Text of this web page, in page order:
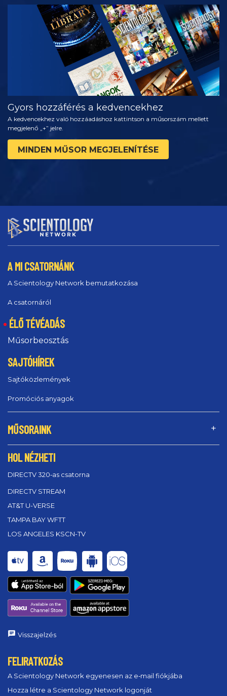
MŰSORNÉZÉS
A SOROZAT
RÉSZEI
Gyors hozzáférés a kedvencekhez
A kedvencekhez való hozzáadáshoz kattintson a műsorszám mellett
megjelenő „+” jelre.
MINDEN MŰSOR MEGJELENÍTÉSE
A MI CSATORNÁNK
A Scientology Network bemutatkozása
A csatornáról
ÉLŐ TÉVÉADÁS
Műsorbeosztás
SAJTÓHÍREK
Sajtóközlemények
Promóciós anyagok
MŰSORAINK
HOL NÉZHETI
DIRECTV 320‑as csatorna
DIRECTV STREAM
AT&T U-VERSE
TAMPA BAY WFTT
LOS ANGELES KSCN-TV
Visszajelzés
FELIRATKOZÁS
A Scientology Network egyenesen az e‑mail fiókjába
Hozza létre a Scientology Network logonját